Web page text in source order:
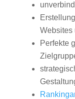
Websites
Perfekte